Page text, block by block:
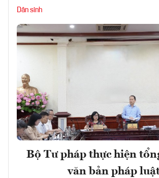
Dân sinh
Bộ Tư pháp thực hiện
văn bản pháp